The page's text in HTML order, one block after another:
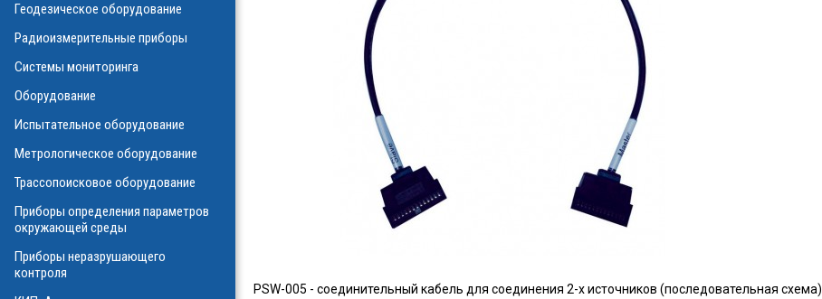
PSW-005 - соединительный кабель для соединения 2-х источников (последовательная схема).
Геодезическое оборудование
Радиоизмерительные приборы
Системы мониторинга
Оборудование
Испытательное оборудование
Метрологическое оборудование
Трассопоисковое оборудование
Приборы определения параметров
окружающей среды
Приборы неразрушающего
контроля
ноль
УФ)
инверсионной
оборудования
физических